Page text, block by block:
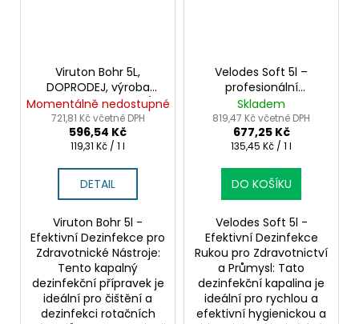
Viruton Bohr 5L,
DOPRODEJ, výroba
ukončena, POSLEDNÍ 1
KS SKLADEM!
Momentálně nedostupné
721,81 Kč včetně DPH
596,54 Kč
Měrná
119,31 Kč / 1 l
DETAIL
Viruton Bohr 5l -
Efektivní Dezinfekce pro
Zdravotnické Nástroje:
Tento kapalný
dezinfekční přípravek je
ideální pro čištění a
dezinfekci rotačních
Velodes Soft 5l –
profesionální
dezinfekce rukou bez
parfemace
Skladem
819,47 Kč včetně DPH
677,25 Kč
Měrná
135,45 Kč / 1 l
DO KOŠÍKU
Velodes Soft 5l -
Efektivní Dezinfekce
Rukou pro Zdravotnictví
a Průmysl: Tato
dezinfekční kapalina je
ideální pro rychlou a
efektivní hygienickou a